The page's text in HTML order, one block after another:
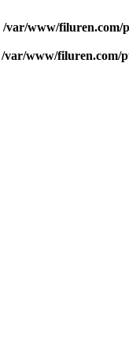
/var/www/filuren.com/
/var/www/filuren.com/